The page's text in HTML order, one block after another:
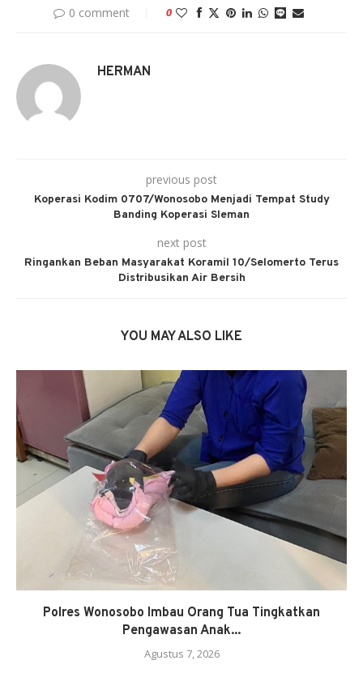
0 comment 0
HERMAN
previous post
Koperasi Kodim 0707/Wonosobo Menjadi Tempat Study
Banding Koperasi Sleman
next post
Ringankan Beban Masyarakat Koramil 10/Selomerto Terus
Distribusikan Air Bersih
YOU MAY ALSO LIKE
Polres Wonosobo Imbau Orang Tua Tingkatkan
Pengawasan Anak...
Agustus 7, 2026